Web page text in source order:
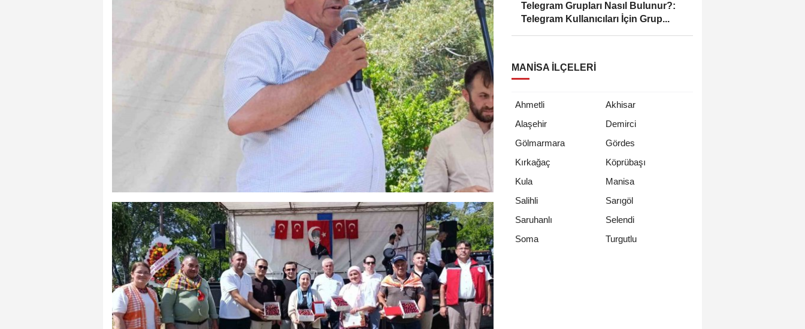
Telegram Grupları Nasıl Bulunur?:
Telegram Kullanıcıları İçin Grup...
MANISA İLÇELERI
Ahmetli
Akhisar
Alaşehir
Demirci
Gölmarmara
Gördes
Kırkağaç
Köprübaşı
Kula
Manisa
Salihli
Sarıgöl
Saruhanlı
Selendi
Soma
Turgutlu